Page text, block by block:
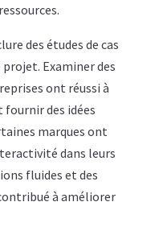
des études de cas
Examiner des
ont réussi à
fournir des idées
marques ont
dans leurs
fluides et des
à améliorer